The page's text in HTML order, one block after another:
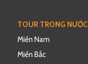
TOUR TRONG NƯỚC
Miền Nam
Miền Bắc